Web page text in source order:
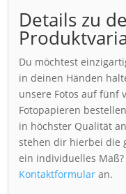
Details zu
Du möchtest
in deinen Händen
unsere Fotos auf fünf
Fotopapieren
in höchster Qualität
stehen dir hierbei die
ein individuelles
Kontaktformular an.